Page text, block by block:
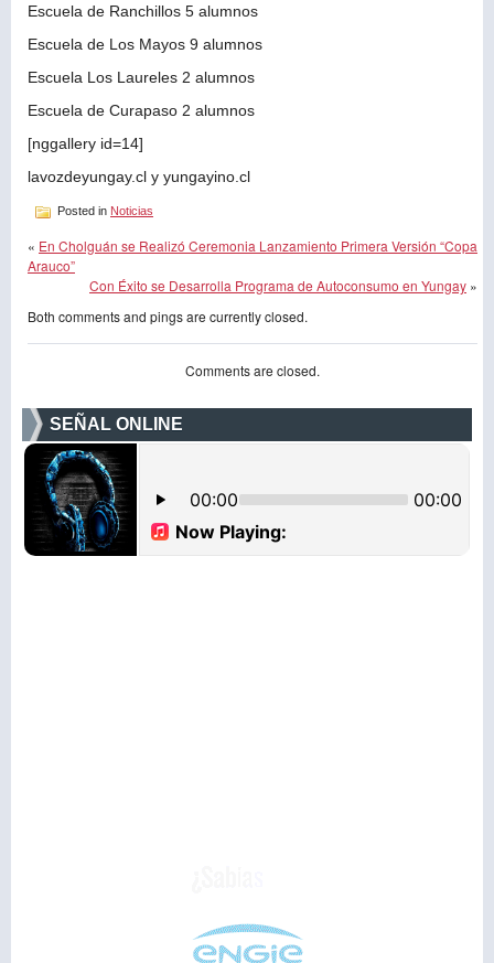
Escuela de Ranchillos 5 alumnos
Escuela de Los Mayos 9 alumnos
Escuela Los Laureles 2 alumnos
Escuela de Curapaso 2 alumnos
[nggallery id=14]
lavozdeyungay.cl y yungayino.cl
Posted in Noticias
« En Cholguán se Realizó Ceremonia Lanzamiento Primera Versión “Copa
Arauco”
Con Éxito se Desarrolla Programa de Autoconsumo en Yungay »
Both comments and pings are currently closed.
Comments are closed.
SEÑAL ONLINE